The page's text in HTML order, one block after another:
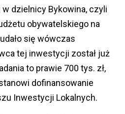
dzielnicy Bykowina, czyli
obywatelskiego na
się wówczas
tej inwestycji został już
to prawie 700 tys. zł,
dofinansowanie
Inwestycji Lokalnych.